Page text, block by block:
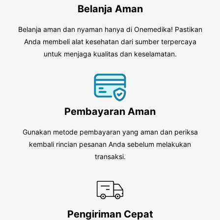
Belanja Aman
Belanja aman dan nyaman hanya di Onemedika! Pastikan
Anda membeli alat kesehatan dari sumber terpercaya
untuk menjaga kualitas dan keselamatan.
Pembayaran Aman
Gunakan metode pembayaran yang aman dan periksa
kembali rincian pesanan Anda sebelum melakukan
transaksi.
Pengiriman Cepat